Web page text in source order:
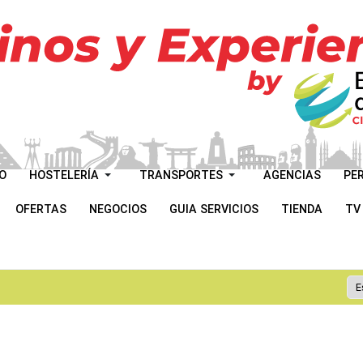
HOSTELERÍA TRANSPORTES AGENCIAS
OFERTAS NEGOCIOS GUIA SERVICIOS TIENDA TV